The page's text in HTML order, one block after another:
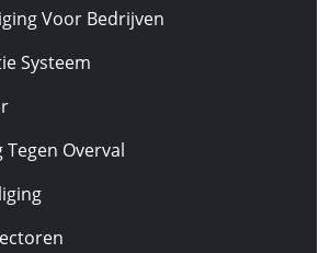
Voor Bedrijven
Systeem
Overval